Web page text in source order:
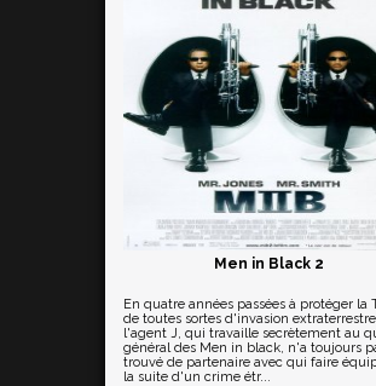
Men in Black 2
En quatre années passées à protéger la
de toutes sortes d'invasion
l'agent J, qui travaille secrètement au
général des Men in black, n'a toujours
trouvé de partenaire avec qui faire
la suite d'un crime étr...